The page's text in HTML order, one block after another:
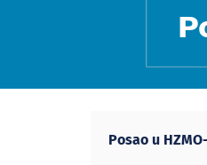
Posao u